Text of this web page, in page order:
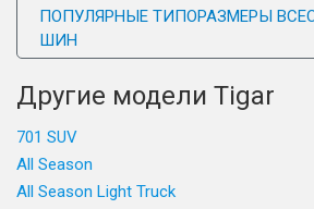
ПОПУЛЯРНЫЕ ТИПОРАЗМЕРЫ
ШИН
Другие модели Tigar
701 SUV
All Season
All Season Light Truck